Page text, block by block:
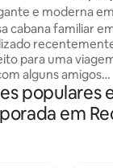
e moderna em
de estimação
cabana familiar
para uma
alguns amigos
de pesca da
trazer seu
populares
em